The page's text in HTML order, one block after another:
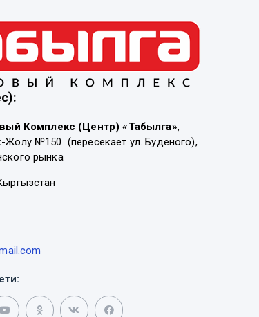
Комплекс (Центр) «Табылга»,
Жолу №150 (пересекает ул. Буденого),
рынка